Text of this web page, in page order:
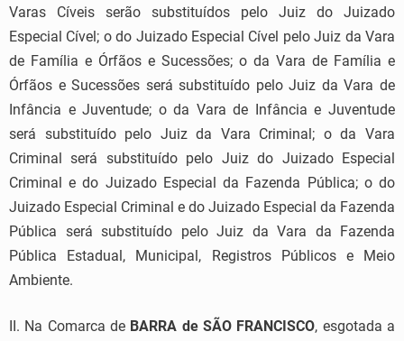
Varas Cíveis serão substituídos pelo Juiz do Juizado
Especial Cível; o do Juizado Especial Cível pelo Juiz da Vara
de Família e Órfãos e Sucessões; o da Vara de Família e
Órfãos e Sucessões será substituído pelo Juiz da Vara de
Infância e Juventude; o da Vara de Infância e Juventude
será substituído pelo Juiz da Vara Criminal; o da Vara
Criminal será substituído pelo Juiz do Juizado Especial
Criminal e do Juizado Especial da Fazenda Pública; o do
Juizado Especial Criminal e do Juizado Especial da Fazenda
Pública será substituído pelo Juiz da Vara da Fazenda
Pública Estadual, Municipal, Registros Públicos e Meio
Ambiente.
II. Na Comarca de BARRA de SÃO FRANCISCO, esgotada a